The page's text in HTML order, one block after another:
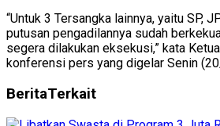
“Untuk 3 Tersangka lainnya, yaitu SP,
putusan pengadilannya sudah
segera dilakukan eksekusi,” kata
konferensi pers yang digelar Senin
BeritaTerkait